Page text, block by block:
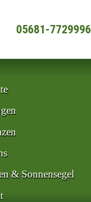
05681-7729996
& Sonnensegel